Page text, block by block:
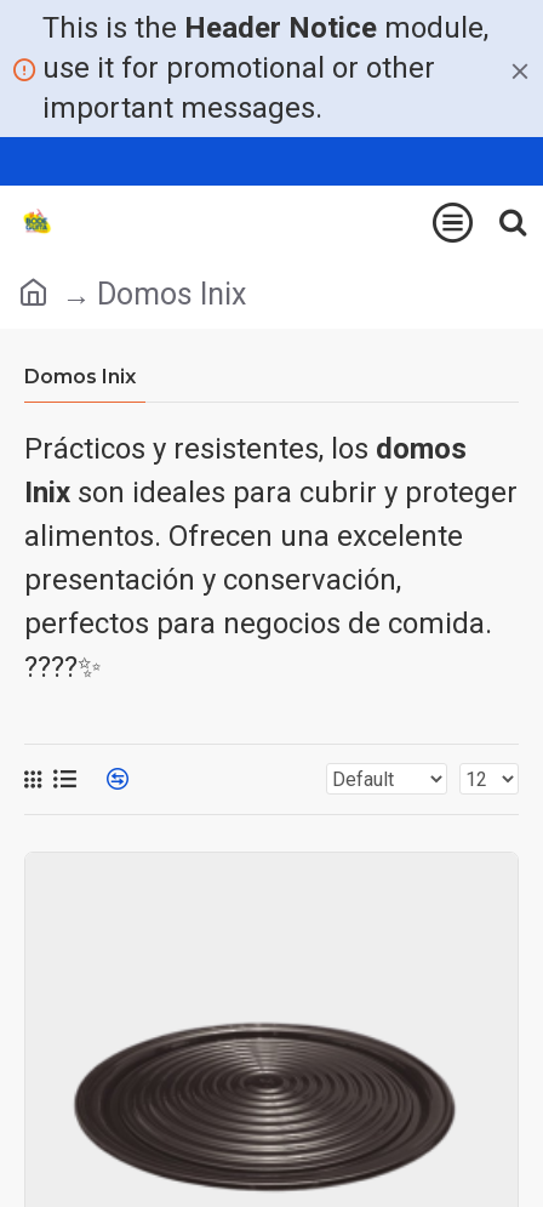
This is the Header Notice module,
use it for promotional or other
important messages.
Domos Inix
Domos Inix
Prácticos y resistentes, los domos
Inix son ideales para cubrir y proteger
alimentos. Ofrecen una excelente
presentación y conservación,
perfectos para negocios de comida.
????✨